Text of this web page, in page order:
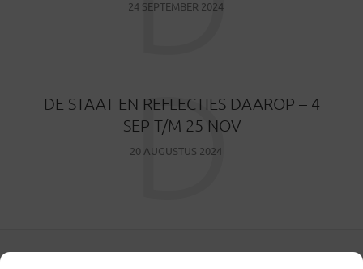
24 SEPTEMBER 2024
DE STAAT EN REFLECTIES DAAROP – 4
SEP T/M 25 NOV
20 AUGUSTUS 2024
D